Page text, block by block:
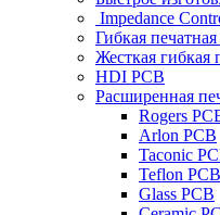
Impedance
Гибкая печатная
Жесткая гибкая
HDI PCB
Расширенная
Rogers
Arlon PCB
Taconic
Teflon PCB
Glass PCB